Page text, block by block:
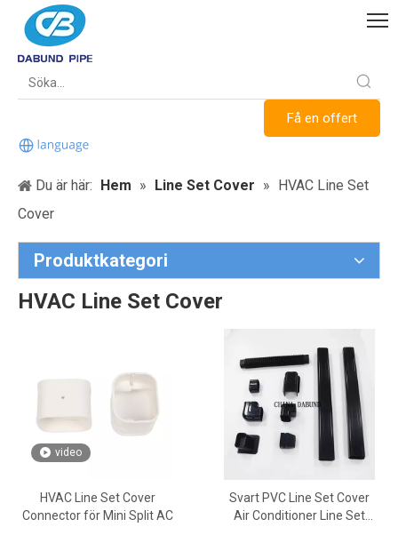
Få en offert
Du är här: Hem » Line Set Cover » HVAC Line Set
Cover
Produktkategori
HVAC Line Set Cover
video
HVAC Line Set Cover
Connector för Mini Split AC
Svart PVC Line Set Cover
Air Conditioner Line Set